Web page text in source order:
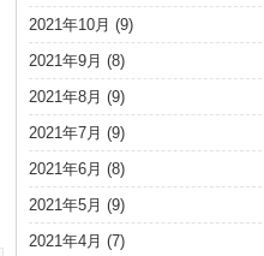
2021年10月 (9)
2021年9月 (8)
2021年8月 (9)
2021年7月 (9)
2021年6月 (8)
2021年5月 (9)
2021年4月 (7)